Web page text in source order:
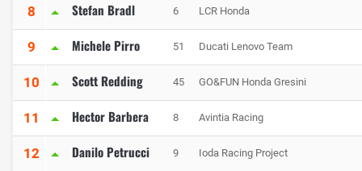
8 Stefan Bradl 6 LCR Honda
9 Michele Pirro 51 Ducati Lenovo Team
10 Scott Redding 45 GO&FUN Honda Gresini
11 Hector Barbera 8 Avintia Racing
12 Danilo Petrucci 9 Ioda Racing Project